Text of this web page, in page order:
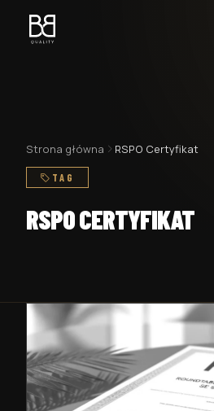
Strona główna RSPO Certyfikat
TAG
RSPO CERTYFIKAT